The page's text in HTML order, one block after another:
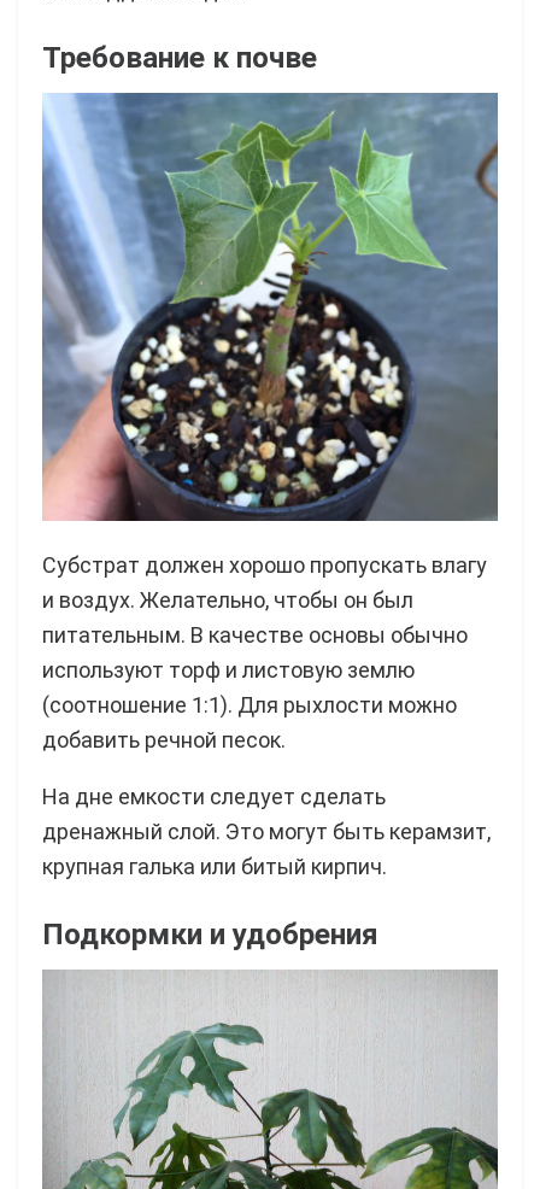
Требование к почве
Субстрат должен хорошо пропускать влагу
и воздух. Желательно, чтобы он был
питательным. В качестве основы обычно
используют торф и листовую землю
(соотношение 1:1). Для рыхлости можно
добавить речной песок.
На дне емкости следует сделать
дренажный слой. Это могут быть керамзит,
крупная галька или битый кирпич.
Подкормки и удобрения